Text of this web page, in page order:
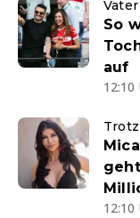
So
auf
12:10
12:10